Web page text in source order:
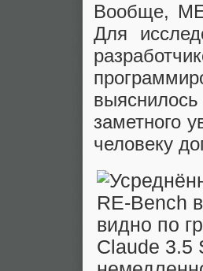
Вообще,
Для
заметного
человеку